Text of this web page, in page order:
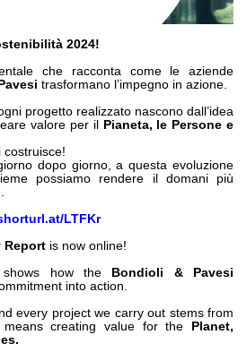
pistões axiais
- Serie MS
para a Bondioli & Pavesi
direcional
para Sistemas de controlo
2024!
che racconta come le aziende
trasformano l’impegno in azione.
progetto realizzato nascono dall’idea
valore per ilPianeta, le Persone e
costruisce!
dopo giorno, a questa evoluzione
possiamo rendere il domani più
LTFKr
Report is now online!
how the Bondioli & Pavesi
into action.
every project we carry out stems from
creating value for the Planet,